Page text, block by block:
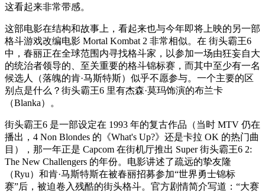
这看起来非常带感。
这部电影在结构和故事上，看起来也与今年即将上映的另一部
格斗游戏改编电影 Mortal Kombat 2 非常相似。在 街头霸王6
中，春丽正在全球范围内寻找格斗家，以参加一场由狂妄自大
的统治者领导的、至关重要的格斗锦标赛，而其中至少有一名
候选人（落魄的肯·马斯特斯）似乎不愿参与。一个主要的区
别点是什么？街头霸王6 里有杰森·莫玛饰演的布兰卡
（Blanka）。
街头霸王6 是一部设定在 1993 年的复古作品（当时 MTV 仍在
播出，4 Non Blondes 的《What's Up?》还是卡拉 OK 的热门曲
目），那一年正是 Capcom 在街机厅推出 Super 街头霸王6 2:
The New Challengers 的年份。电影讲述了疏远的挚友隆
（Ryu）和肯·马斯特斯在被春丽招募参加“世界勇士锦标
赛”后，被迫卷入残酷的街头格斗。官方剧情简介写道：“大赛